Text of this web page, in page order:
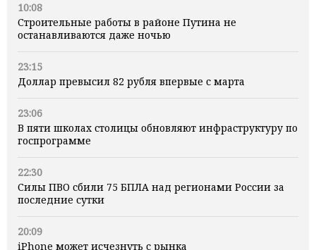
10:08
Строительные работы в районе Путина не
останавливаются даже ночью
23:15
Доллар превысил 82 рубля впервые с марта
23:06
В пяти школах столицы обновляют инфраструктуру по
госпрограмме
22:30
Силы ПВО сбили 75 БПЛА над регионами России за
последние сутки
20:09
iPhone может исчезнуть с рынка